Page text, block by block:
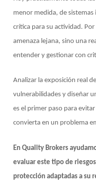
menor medida, de
crítica para su actividad.
amenaza lejana, sino una
entender y gestionar con
Analizar la exposición real
vulnerabilidades y diseñar
es el primer paso para
convierta en un problema
En Quality Brokers
evaluar este tipo de
protección adaptadas a su